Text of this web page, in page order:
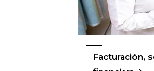
Facturación,